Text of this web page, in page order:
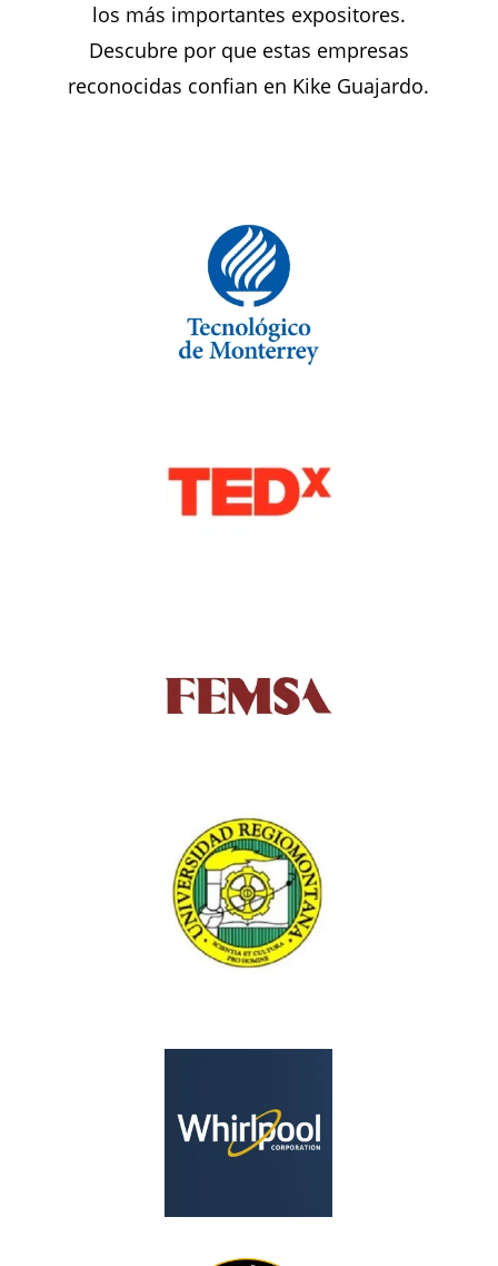
los más importantes expositores.
Descubre por que estas empresas
reconocidas confian en Kike Guajardo.